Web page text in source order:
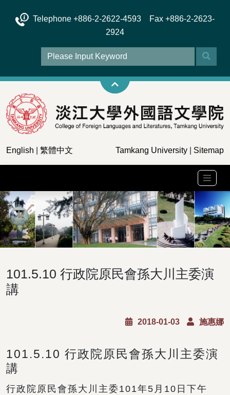
Telephone +886-2-2622-4593 Fax +886-2-2623-
2924
English 繁體中文 Tamkang University Sitemap
101.5.10 行政院原民會孫大川主委演
講
2018-01-03 施惠娜
101.5.10 行政院原民會孫大川主委演
講
行政院原民會孫大川主委101年5月10日下午